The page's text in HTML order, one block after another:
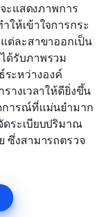
ะแสดงภาพการ
ให้เข้าใจการกระ
ต่ละสาขาออกเป็น
ด้รับภาพรวม
ะหว่างองค์
างเวลาให้ดียิ่งขึ้น
การณ์ที่แม่นยำมาก
ระเบียบปริมาณ
ซึ่งสามารถตรวจ